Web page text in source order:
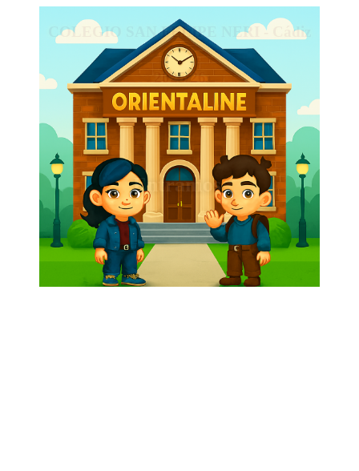
COLEGIO SAN FELIPE NERI - Cádiz
2025/26
Entramos